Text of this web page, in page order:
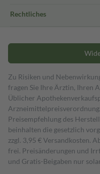
Rechtliches
Zu Risiken und
fragen Sie Ihre Ärztin, Ihren
Üblicher
Preisempfehlung des
beinhalten die gesetzlich
zzgl. 3,95 € Versandkosten.
frei. Preisänderungen und
und Gratis-Beigaben nur